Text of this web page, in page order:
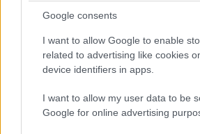
Google consents
I want to allow Google to enable
related to advertising like cookies
device identifiers in apps.
I want to allow my user data to be
Google for online advertising
το γεγονός ότι ο Summi περνάει
επίβλεψη με τον Dan», είπε η Sia.
ΑκολουθήστετοNewsbeast
μάθετε πρώτοιτα